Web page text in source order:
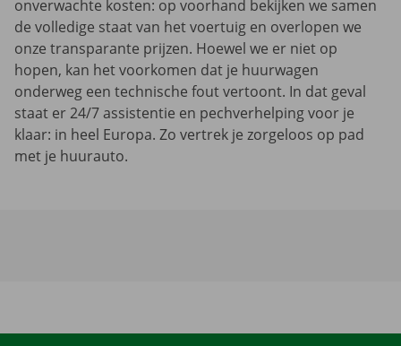
onverwachte kosten: op voorhand bekijken we samen
de volledige staat van het voertuig en overlopen we
onze transparante prijzen. Hoewel we er niet op
hopen, kan het voorkomen dat je huurwagen
onderweg een technische fout vertoont. In dat geval
staat er 24/7 assistentie en pechverhelping voor je
klaar: in heel Europa. Zo vertrek je zorgeloos op pad
met je huurauto.